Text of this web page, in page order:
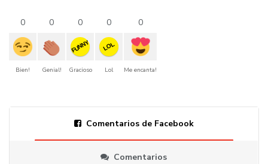
0
Bien!
0
Genial!
0
FUNNY
Gracioso
0
LOL
Lol
0
Me encanta!
Comentarios de Facebook
Comentarios